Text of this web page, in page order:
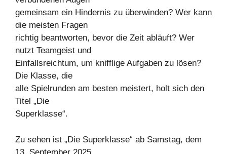
gemeinsam ein Hindernis zu überwinden? Wer kann
die meisten Fragen
richtig beantworten, bevor die Zeit abläuft? Wer
nutzt Teamgeist und
Einfallsreichtum, um knifflige Aufgaben zu lösen?
Die Klasse, die
alle Spielrunden am besten meistert, holt sich den
Titel „Die
Superklasse“.
Zu sehen ist „Die Superklasse“ ab Samstag, dem
13. September 2025